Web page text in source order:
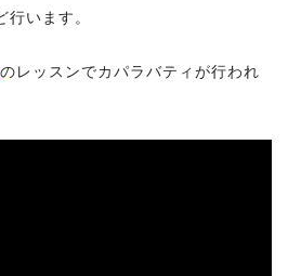
行います。
のレッスンでカパラバティが行われ